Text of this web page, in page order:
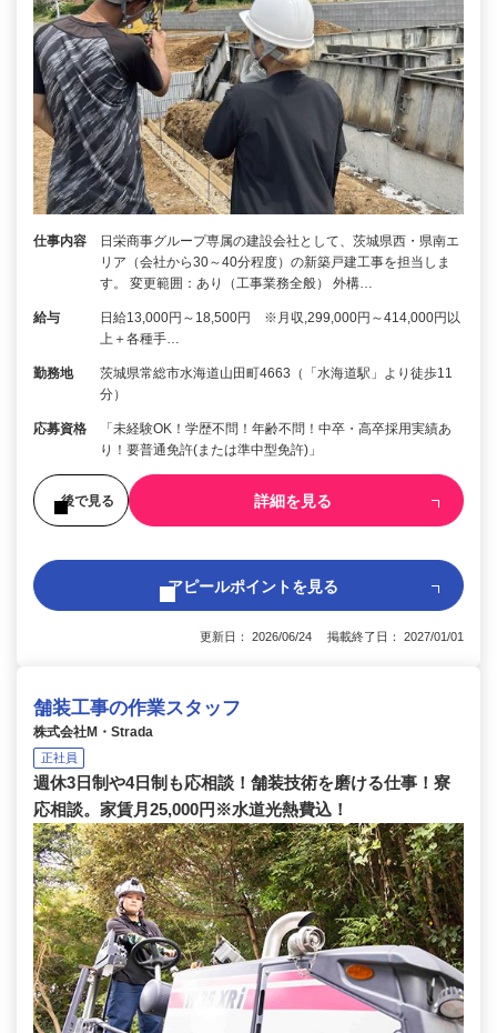
仕事内容
日栄商事グループ専属の建設会社として、茨城県西・県南エ
リア（会社から30～40分程度）の新築戸建工事を担当しま
す。 変更範囲：あり（工事業務全般） 外構…
給与
日給13,000円～18,500円 ※月収,299,000円～414,000円以
上＋各種手…
勤務地
茨城県常総市水海道山田町4663（「水海道駅」より徒歩11
分）
応募資格
「未経験OK！学歴不問！年齢不問！中卒・高卒採用実績あ
り！要普通免許(または準中型免許)」
後で見る 詳細を見る
アピールポイントを見る
更新日： 2026/06/24 掲載終了日： 2027/01/01
舗装工事の作業スタッフ
株式会社M・Strada
正社員
週休3日制や4日制も応相談！舗装技術を磨ける仕事！寮
応相談。家賃月25,000円※水道光熱費込！